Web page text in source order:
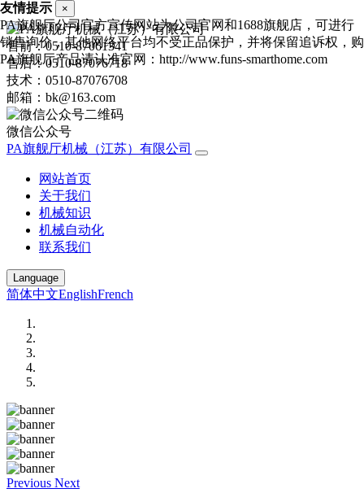
售前：0510-87061341
售后：0510-87076718
技术：0510-87076708
邮箱：bk@163.com
微信公众号
PA旗舰厅机械（江苏）有限公司
网站首页
关于我们
机械知识
机械自动化
联系我们
Language
简体中文EnglishFrench
Previous Next
友情提示 ×
PA旗舰厅公司官方宣传网站为公司官网和1688旗舰店，可进行
销售询价，其他网络平台均不受正品保护，并将保留追诉权，购
PA旗舰厅产品请认准官网：http://www.funs-smarthome.com